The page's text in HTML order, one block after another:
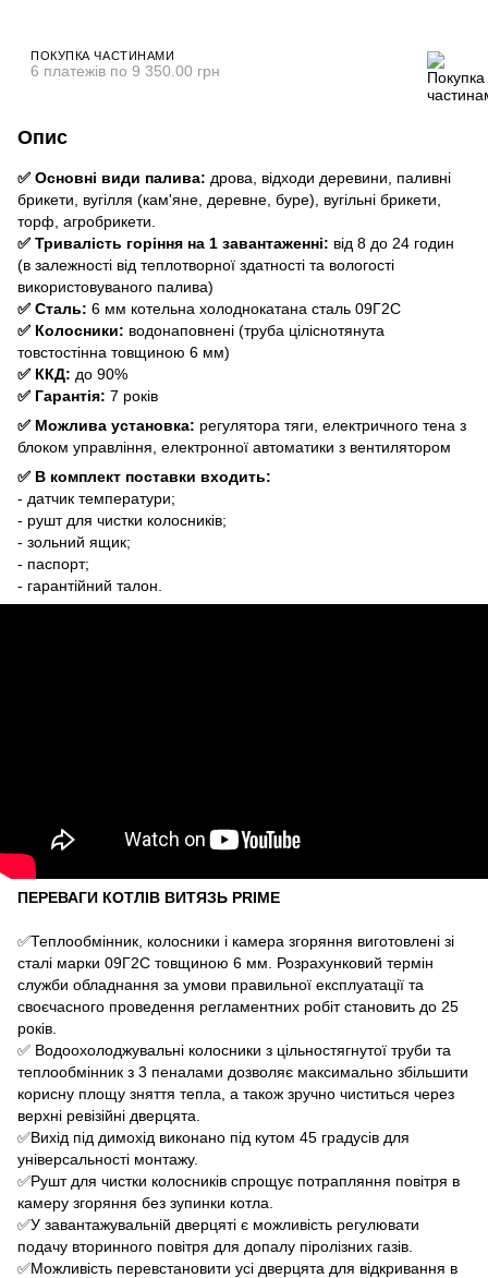
ПОКУПКА ЧАСТИНАМИ
6 платежів по 9 350.00 грн
Опис
✅ Основні види палива: дрова, відходи деревини, паливні
брикети, вугілля (кам'яне, деревне, буре), вугільні брикети,
торф, агробрикети.
✅ Тривалість горіння на 1 завантаженні: від 8 до 24 годин
(в залежності від теплотворної здатності та вологості
використовуваного палива)
✅ Сталь: 6 мм котельна холоднокатана сталь 09Г2С
✅ Колосники: водонаповнені (труба ціліснотянута
товстостінна товщиною 6 мм)
✅ ККД: до 90%
✅ Гарантія: 7 років
✅ Можлива установка: регулятора тяги, електричного тена з
блоком управління, електронної автоматики з вентилятором
✅ В комплект поставки входить:
- датчик температури;
- рушт для чистки колосників;
- зольний ящик;
- паспорт;
- гарантійний талон.
ПЕРЕВАГИ КОТЛІВ ВИТЯЗЬ PRIME
✅Теплообмінник, колосники і камера згоряння виготовлені зі
сталі марки 09Г2С товщиною 6 мм. Розрахунковий термін
служби обладнання за умови правильної експлуатації та
своєчасного проведення регламентних робіт становить до 25
років.
✅ Водоохолоджувальні колосники з цільностягнутої труби та
теплообмінник з 3 пеналами дозволяє максимально збільшити
корисну площу зняття тепла, а також зручно чиститься через
верхні ревізійні дверцята.
✅Вихід під димохід виконано під кутом 45 градусів для
універсальності монтажу.
✅Рушт для чистки колосників спрощує потрапляння повітря в
камеру згоряння без зупинки котла.
✅У завантажувальній дверцяті є можливість регулювати
подачу вторинного повітря для допалу піролізних газів.
✅Можливість перевстановити усі дверцята для відкривання в